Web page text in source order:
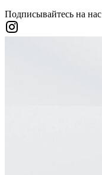
Подписывайтесь на нас